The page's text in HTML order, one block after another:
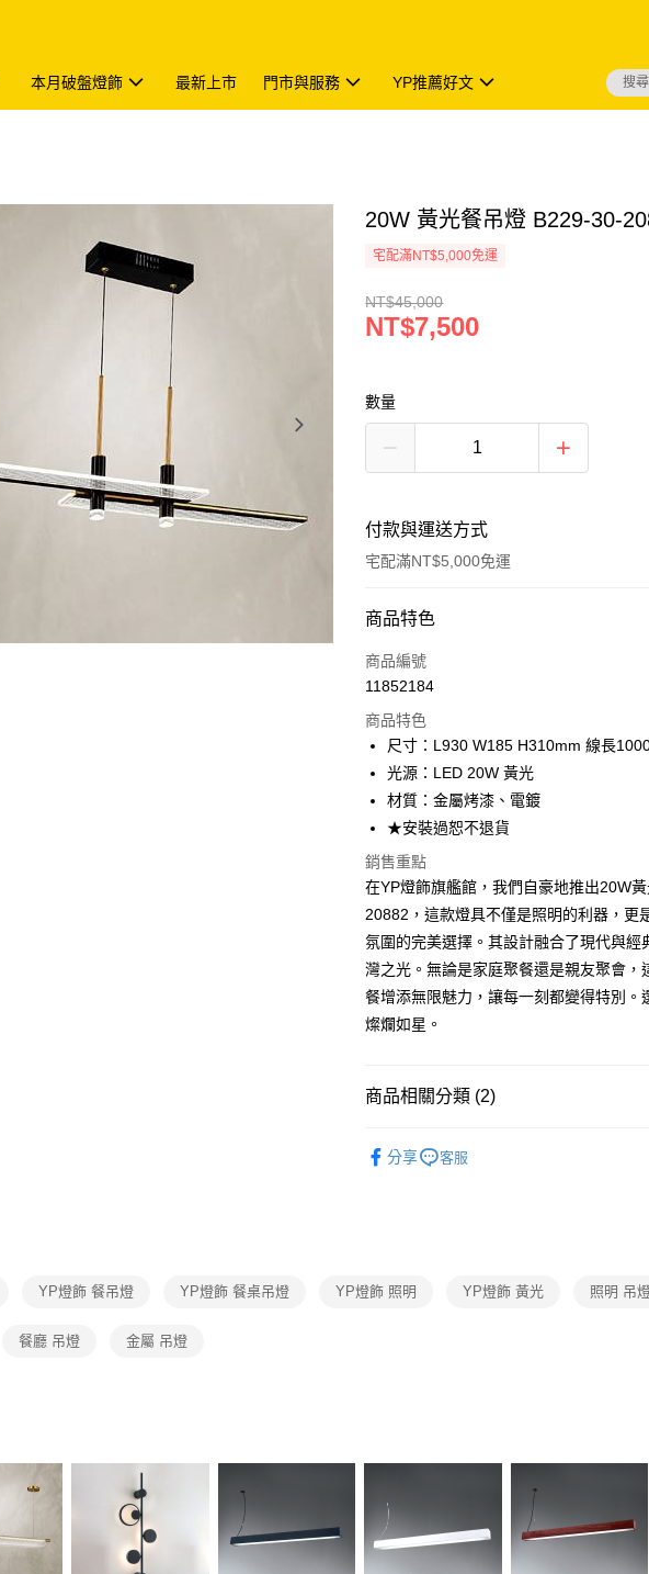
本月破盤燈飾 最新上市 門市與服務 YP推薦好文
20W 黃光餐吊燈 B229-30-
宅配滿NT$5,000免運
NT$45,000
NT$7,500
數量
付款與運送方式
宅配滿NT$5,000免運
付款方式
信用卡一次付款
Apple Pay
街口支付
悠遊付
Google Pay
AFTEE先享後付
相關說明
【關於「AFTEE先享後付」】
AFTEE先享後付是「在收到商品之後才付款」
便利好安心！
３．安心：先確認商品／服務後，再付款。
１．於結帳方式選擇「AFTEE先享後付」後，
付」結帳頁面，進行簡訊認證並確認金額後，即
先享後付繳納相關費用。
２．關於個人資料處理事宜，請瀏覽以下網址：
３．未成年的使用者請事先徵得法定代理人或
「AFTEE先享後付」，若未經同意申辦者引起
任。
４．使用「AFTEE先享後付」時，將依據個別
ATM付款
每筆NT$180，滿NT$5,000(含以上)免運費
商品特色
商品編號
11852184
商品特色
尺寸：L930 W185 H310mm 線長
光源：LED 20W 黃光
材質：金屬烤漆、電鍍
★安裝過恕不退貨
銷售重點
在YP燈飾旗艦館，我們自豪地推出20W
20882，這款燈具不僅是照明的利器，更
氛圍的完美選擇。其設計融合了現代與經
灣之光。無論是家庭聚餐還是親友聚會，
餐增添無限魅力，讓每一刻都變得特別。
燦爛如星。
商品相關分類 (2)
分享 客服
YP燈飾 餐吊燈 YP燈飾 餐桌吊燈 YP燈飾 照明 YP燈飾 黃光 照明 吊
餐廳 吊燈 金屬 吊燈